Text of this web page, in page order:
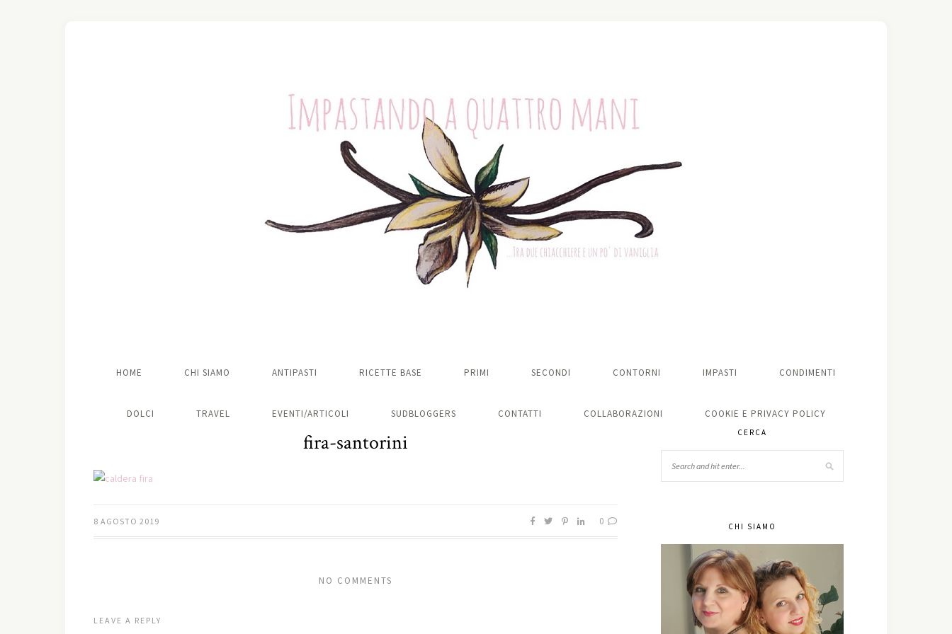
HOME CHI SIAMO ANTIPASTI RICETTE BASE PRIMI SECONDI CONTORNI IMPASTI CONDIMENTI
DOLCI TRAVEL EVENTI/ARTICOLI SUDBLOGGERS CONTATTI COLLABORAZIONI COOKIE E PRIVACY POLICY
fira-santorini
8 AGOSTO 2019 0
NO COMMENTS
LEAVE A REPLY
CERCA
CHI SIAMO